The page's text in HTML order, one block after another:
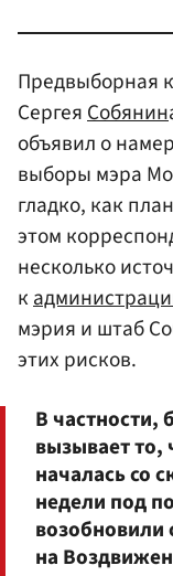
Предвыборная
Сергея Собянин
объявил о
выборы мэра
гладко, как
этом
несколько
к
мэрия и штаб
этих рисков.
В частности,
вызывает то,
началась со
недели под
возобновили
на